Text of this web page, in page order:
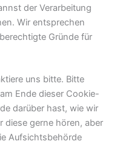
der Verarbeitung
Wir entsprechen
Gründe für
uns bitte. Bitte
Ende dieser Cookie-
darüber hast, wie wir
diese gerne hören, aber
Aufsichtsbehörde